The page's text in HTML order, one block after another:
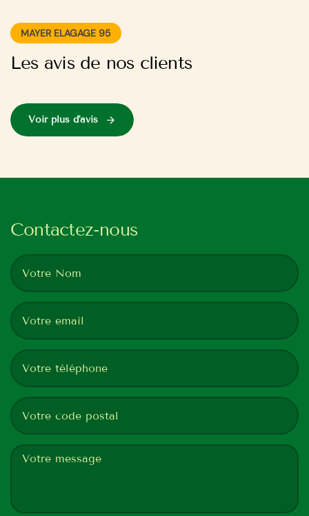
MAYER ELAGAGE 95
Les avis de nos clients
Voir plus d'avis
Contactez-nous